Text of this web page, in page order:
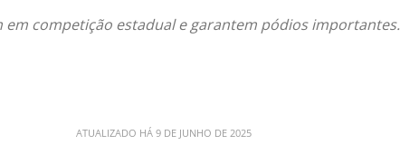
em competição estadual e garantem pódios importantes.
ATUALIZADO HÁ 9 DE JUNHO DE 2025